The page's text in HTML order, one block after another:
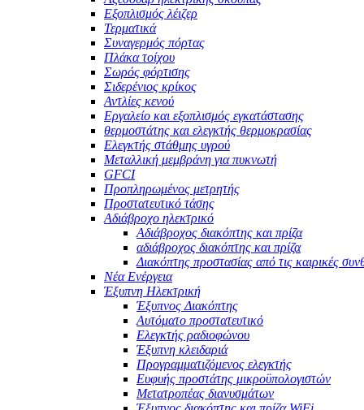
Εξοπλισμός λέιζερ
Τερματικά
Συναγερμός πόρτας
Πλάκα τοίχου
Σωρός φόρτισης
Σιδερένιος κρίκος
Αντλίες κενού
Εργαλείο και εξοπλισμός εγκατάστασης
θερμοστάτης και ελεγκτής θερμοκρασίας
Ελεγκτής στάθμης υγρού
Μεταλλική μεμβράνη για πυκνωτή
GFCI
Προπληρωμένος μετρητής
Προστατευτικό τάσης
Αδιάβροχο ηλεκτρικό
Αδιάβροχος διακόπτης και πρίζα
αδιάβροχος διακόπτης και πρίζα
Διακόπτης προστασίας από τις καιρικές
Νέα Ενέργεια
Έξυπνη Ηλεκτρική
Έξυπνος Διακόπτης
Αυτόματο προστατευτικό
Ελεγκτής ραδιοφώνου
Έξυπνη κλειδαριά
Προγραμματιζόμενος ελεγκτής
Ευφυής προστάτης μικροϋπολογιστών
Μετατροπέας διανυσμάτων